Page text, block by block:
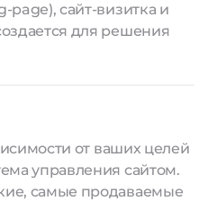
сайт-визитка и
для решения
от ваших целей
управления сайтом.
самые продаваемые